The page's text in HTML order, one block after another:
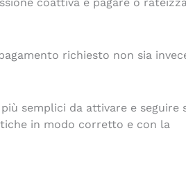
richiesto non sia
semplici da attivare e seguire
in modo corretto e con la